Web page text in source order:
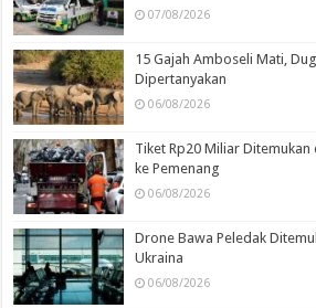
07/08/2026
15 Gajah Amboseli Mati,
Dipertanyakan
06/08/2026
Tiket Rp20 Miliar
ke Pemenang
06/08/2026
Drone Bawa Peledak
Ukraina
06/08/2026